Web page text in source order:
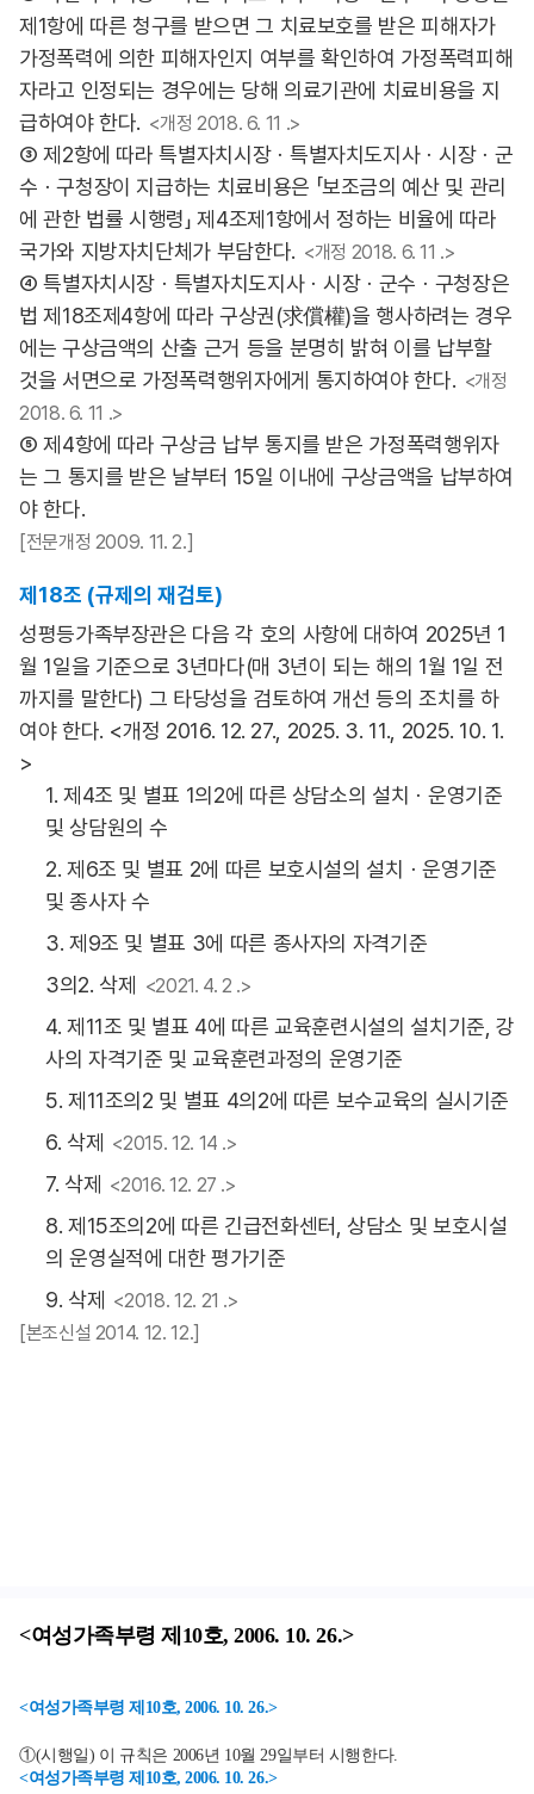
제1항에 따른 청구를 받으면 그 치료보호를 받은 피해자가
가정폭력에 의한 피해자인지 여부를 확인하여 가정폭력피해
자라고 인정되는 경우에는 당해 의료기관에 치료비용을 지
급하여야 한다. <개정 2018. 6. 11 .>
③ 제2항에 따라 특별자치시장ㆍ특별자치도지사ㆍ시장ㆍ군
수ㆍ구청장이 지급하는 치료비용은 「보조금의 예산 및 관리
에 관한 법률 시행령」 제4조제1항에서 정하는 비율에 따라
국가와 지방자치단체가 부담한다. <개정 2018. 6. 11 .>
④ 특별자치시장ㆍ특별자치도지사ㆍ시장ㆍ군수ㆍ구청장은
법 제18조제4항에 따라 구상권(求償權)을 행사하려는 경우
에는 구상금액의 산출 근거 등을 분명히 밝혀 이를 납부할
것을 서면으로 가정폭력행위자에게 통지하여야 한다. <개정
2018. 6. 11 .>
⑤ 제4항에 따라 구상금 납부 통지를 받은 가정폭력행위자
는 그 통지를 받은 날부터 15일 이내에 구상금액을 납부하여
야 한다.
[전문개정 2009. 11. 2.]
제18조 (규제의 재검토)
성평등가족부장관은 다음 각 호의 사항에 대하여 2025년 1
월 1일을 기준으로 3년마다(매 3년이 되는 해의 1월 1일 전
까지를 말한다) 그 타당성을 검토하여 개선 등의 조치를 하
여야 한다. <개정 2016. 12. 27., 2025. 3. 11., 2025. 10. 1.
>
1. 제4조 및 별표 1의2에 따른 상담소의 설치ㆍ운영기준
및 상담원의 수
2. 제6조 및 별표 2에 따른 보호시설의 설치ㆍ운영기준
및 종사자 수
3. 제9조 및 별표 3에 따른 종사자의 자격기준
3의2. 삭제
<2021. 4. 2 .>
4. 제11조 및 별표 4에 따른 교육훈련시설의 설치기준, 강
사의 자격기준 및 교육훈련과정의 운영기준
5. 제11조의2 및 별표 4의2에 따른 보수교육의 실시기준
6. 삭제
<2015. 12. 14 .>
7. 삭제 <2016. 12. 27 .>
8. 제15조의2에 따른 긴급전화센터, 상담소 및 보호시설
의 운영실적에 대한 평가기준
9. 삭제
<2018. 12. 21 .>
[본조신설 2014. 12. 12.]
<여성가족부령 제10호, 2006. 10. 26.>
<여성가족부령 제10호, 2006. 10. 26.>
①(시행일) 이 규칙은 2006년 10월 29일부터 시행한다.
<여성가족부령 제10호, 2006. 10. 26.>